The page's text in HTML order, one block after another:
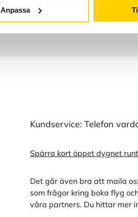
Anpassa
Kundservice: Telefon
Spärra kort öppet dygnet runt
Det går även bra att maila
som frågor kring boka flyg
våra partners. Du hittar mer